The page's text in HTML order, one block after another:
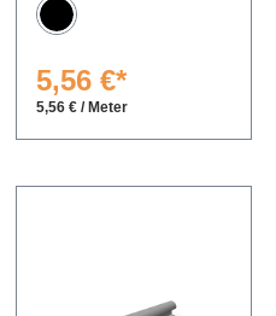
Schwarz
5,56 €*
5,56 € / Meter